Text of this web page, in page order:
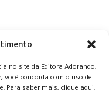
no site da Editora Adorando.
concorda com o uso de
Para saber mais, clique aqui.
- Portaria 04, Vila da
065 - MG